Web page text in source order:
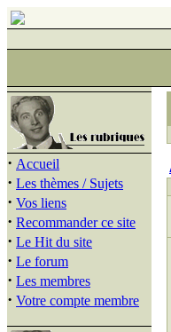
· Accueil
· Les thèmes / Sujets
· Vos liens
· Recommander ce site
· Le Hit du site
· Le forum
· Les membres
· Votre compte membre